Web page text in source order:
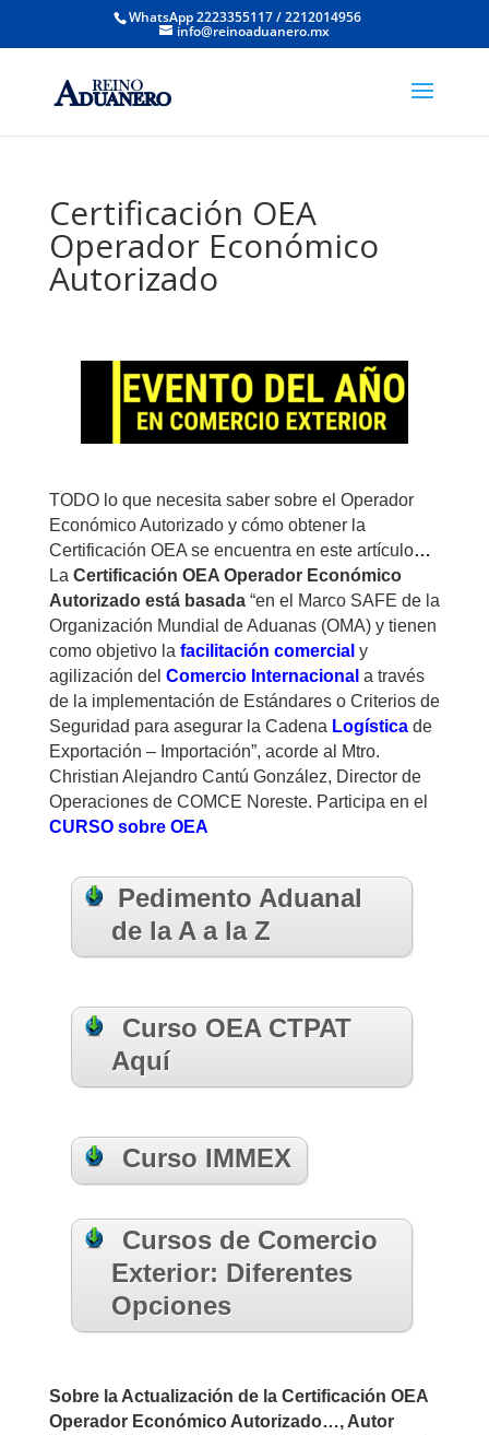
WhatsApp 2223355117 / 2212014956
info@reinoaduanero.mx
Certificación OEA
Operador Económico
Autorizado
TODO lo que necesita saber sobre el Operador
Económico Autorizado y cómo obtener la
Certificación OEA se encuentra en este artículo…
La Certificación OEA Operador Económico
Autorizado está basada “en el Marco SAFE de la
Organización Mundial de Aduanas (OMA) y tienen
como objetivo la facilitación comercial y
agilización del Comercio Internacional a través
de la implementación de Estándares o Criterios de
Seguridad para asegurar la Cadena Logísticade
Exportación – Importación”, acorde al Mtro.
Christian Alejandro Cantú González, Director de
Operaciones de COMCE Noreste. Participa en el
CURSO sobre OEA
Pedimento Aduanal
de la A a la Z
Curso OEA CTPAT
Aquí
Curso IMMEX
Cursos de Comercio
Exterior: Diferentes
Opciones
Sobre la Actualización de la Certificación OEA
Operador Económico Autorizado…, Autor